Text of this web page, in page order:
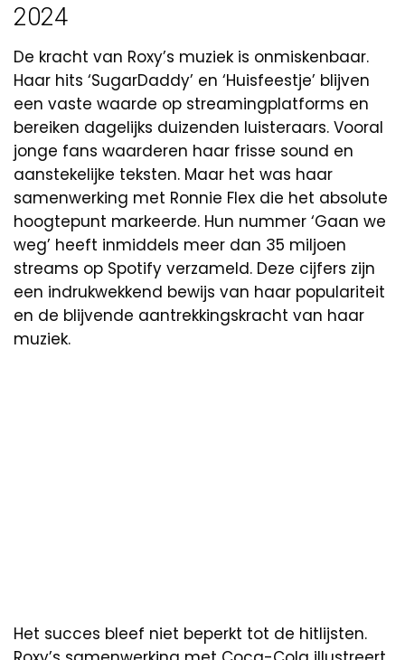
2024
De kracht van Roxy’s muziek is onmiskenbaar.
Haar hits ‘SugarDaddy’ en ‘Huisfeestje’ blijven
een vaste waarde op streamingplatforms en
bereiken dagelijks duizenden luisteraars. Vooral
jonge fans waarderen haar frisse sound en
aanstekelijke teksten. Maar het was haar
samenwerking met Ronnie Flex die het absolute
hoogtepunt markeerde. Hun nummer ‘Gaan we
weg’ heeft inmiddels meer dan 35 miljoen
streams op Spotify verzameld. Deze cijfers zijn
een indrukwekkend bewijs van haar populariteit
en de blijvende aantrekkingskracht van haar
muziek.
Het succes bleef niet beperkt tot de hitlijsten.